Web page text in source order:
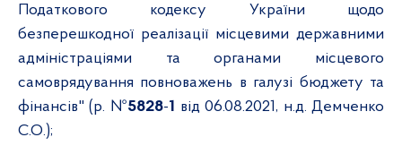
Податкового кодексу України щодо
безперешкодної реалізації місцевими державними
адміністраціями та органами місцевого
самоврядування повноважень в галузі бюджету та
фінансів" (р. №5828-1 від 06.08.2021, н.д. Демченко
С.О.);